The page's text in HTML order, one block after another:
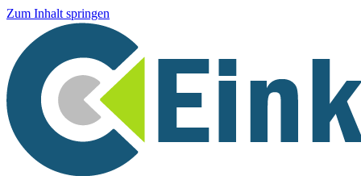
Zum Inhalt springen